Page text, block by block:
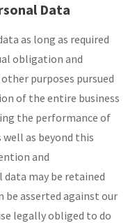
Data
as long as required
obligation and
purposes pursued
of the entire business
the performance of
as beyond this
and
may be retained
be asserted against our
legally obliged to do